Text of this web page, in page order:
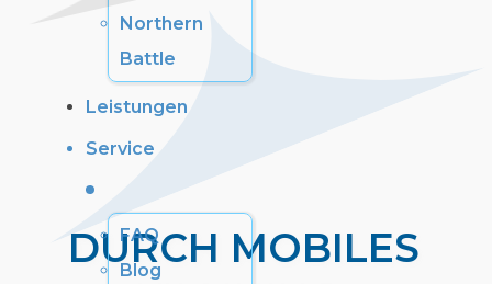
Northern
Battle
Leistungen
Service
FAQ
Blog
DURCH MOBILES